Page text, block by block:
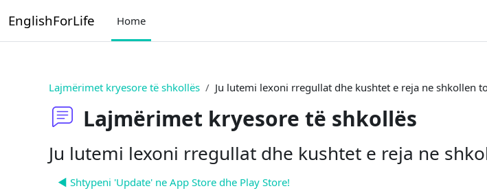
EnglishForLife Home
Lajmërimet kryesore të shkollës Ju lutemi lexoni rregullat dhe kushtet e reja ne shkollen
Lajmërimet kryesore të shkollës
Ju lutemi lexoni rregullat dhe kushtet e reja ne
◀︎ Shtypeni 'Update' ne App Store dhe Play Store!